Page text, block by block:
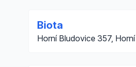
Biota
Horní Bludovice 357,